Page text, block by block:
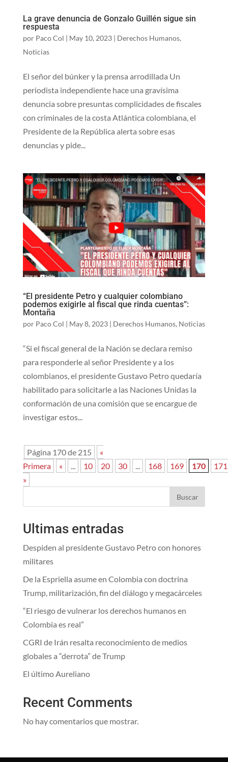
La grave denuncia de Gonzalo Guillén sigue sin
respuesta
por Paco Col | May 10, 2023| Derechos Humanos,
Noticias
El señor del búnker y la prensa arrodillada Un
periodista independiente hace una gravísima
denuncia sobre presuntas complicidades de fiscales
con criminales de la costa Atlántica colombiana, el
Presidente de la República alerta sobre esas
denuncias y pide...
“El presidente Petro y cualquier colombiano
podemos exigirle al fiscal que rinda cuentas”:
Montaña
por Paco Col May 8, 2023| Derechos Humanos, Noticias
“Si el fiscal general de la Nación se declara remiso
para responderle al señor Presidente y a los
colombianos, el presidente Gustavo Petro quedaría
habilitado para solicitarle a las Naciones Unidas la
conformación de una comisión que se encargue de
investigar estos...
Página 170 de 215
«
Primera
« ... 10 20 30 ... 168 169 170
171
»
Buscar
Ultimas entradas
Despiden al presidente Gustavo Petro con honores
militares
De la Espriella asume en Colombia con doctrina
Trump, militarización, fin del diálogo y megacárceles
“El riesgo de vulnerar los derechos humanos en
Colombia es real”
CGRI de Irán resalta reconocimiento de medios
globales a “derrota” de Trump
El último Aureliano
Recent Comments
No hay comentarios que mostrar.